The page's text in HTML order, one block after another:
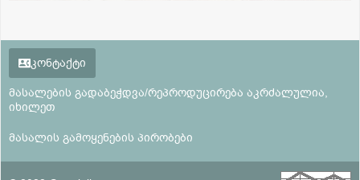
კონტაქტი
მასალების გადაბეჭდვა/რეპროდუცირება აკრძალულია,
იხილეთ
მასალის გამოყენების პირობები